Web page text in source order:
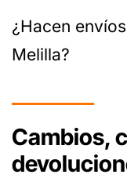
¿Hacen
Melilla?
Cambios,